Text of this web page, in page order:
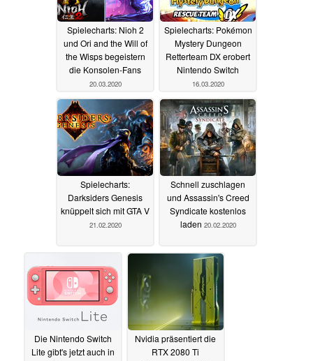
Spielecharts: Nioh 2
und Ori and the Will of
the Wisps begeistern
die Konsolen-Fans
20.03.2020
Spielecharts: Pokémon
Mystery Dungeon
Retterteam DX erobert
Nintendo Switch
16.03.2020
Spielecharts:
Darksiders Genesis
knüppelt sich mit GTA V
21.02.2020
Schnell zuschlagen
und Assassin's Creed
Syndicate kostenlos
laden 20.02.2020
Die Nintendo Switch
Lite gibt's jetzt auch in
Nvidia präsentiert die
RTX 2080 Ti